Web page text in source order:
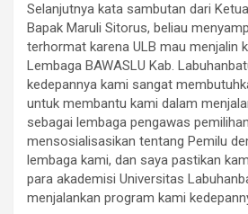
Selanjutnya kata sambutan dari
Bapak Maruli Sitorus, beliau
terhormat karena ULB mau menjalin
Lembaga BAWASLU Kab.
kedepannya kami sangat
untuk membantu kami dalam
sebagai lembaga pengawas
mensosialisasikan tentang Pemilu
lembaga kami, dan saya pastikan
para akademisi Universitas
menjalankan program kami